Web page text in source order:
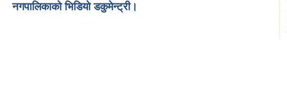
नगपालिकाको भिडियो डकुमेन्ट्री।